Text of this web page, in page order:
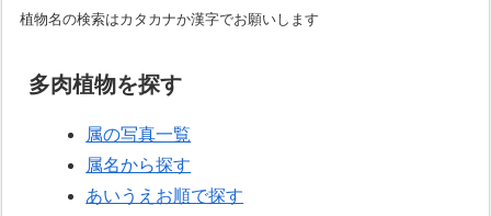
植物名の検索はカタカナか漢字でお願いします
多肉植物を探す
属の写真一覧
属名から探す
あいうえお順で探す